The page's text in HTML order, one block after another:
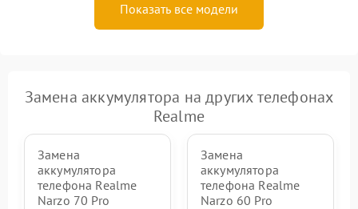
Показать все модели
Замена аккумулятора на других телефонах
Realme
Замена
аккумулятора
телефона Realme
Narzo 70 Pro
Замена
аккумулятора
телефона Realme
Narzo 60 Pro